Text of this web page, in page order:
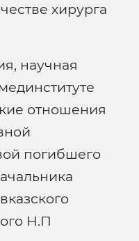
хирурга
научная
отношения
погибшего
Н.П